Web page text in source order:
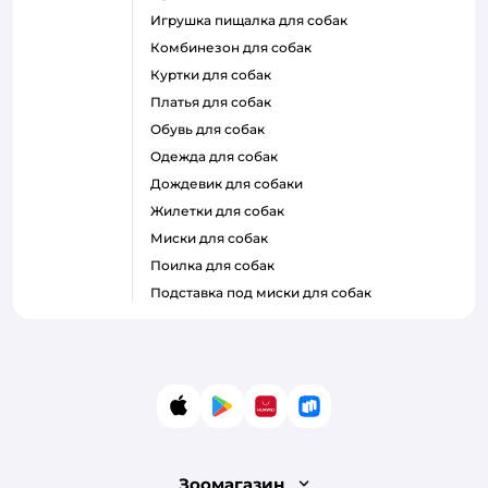
игрушка пищалка для собак
комбинезон для собак
куртки для собак
платья для собак
обувь для собак
одежда для собак
дождевик для собаки
жилетки для собак
миски для собак
поилка для собак
подставка под миски для собак
App StoreGoogle Play
AppGallery
RuStore